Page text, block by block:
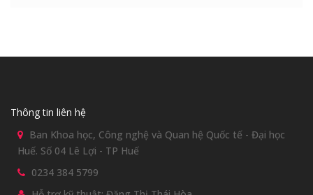
Thông tin liên hệ
Ban Khoa học, Công nghệ và Quan hệ Quốc tế - Đại học
Huế. Số 04 Lê Lợi - TP Huế
0234 384 5799